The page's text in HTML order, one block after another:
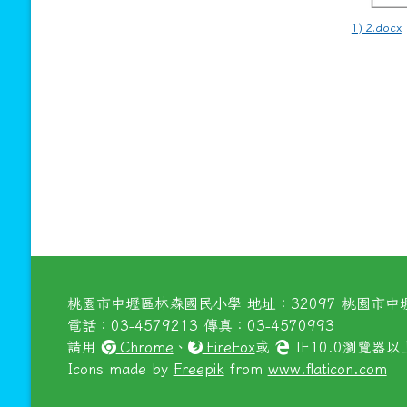
1) 2.docx
桃園市中壢區林森國民小學 地址：32097 桃園市中
電話：03-4579213 傳真：03-4570993
請用
Chrome 、 FireFox或
IE10.0瀏覽器以
Icons made by Freepik from www.flaticon.com